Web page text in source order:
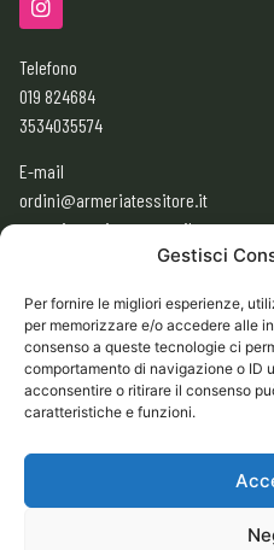
Gestisci
Per fornire le migliori esperienze,
per memorizzare e/o accedere alle
consenso a queste tecnologie ci
comportamento di navigazione o ID
acconsentire o ritirare il consenso
caratteristiche e funzioni.
Telefono
019 824684
3534035574
E-mail
ordini@armeriatessitore.it
armeriatessitore@gmail.com
ORARI
9:00 – 12:30
15:30 – 19:30